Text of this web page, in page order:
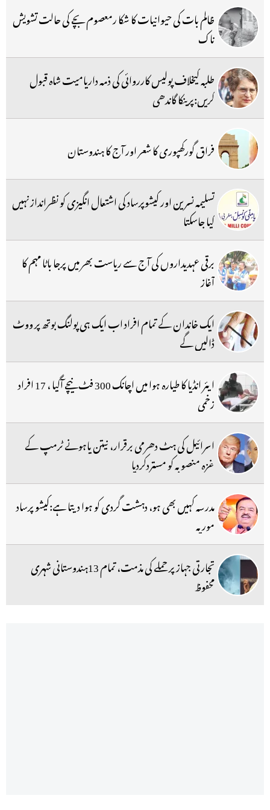
ظالم بات کی حیوانیات کا شکا رمعصوم بچے کی حالت تشویش
ناک
طلبہ کیخلاف پولیس کارروائی کی ذمہ داریامیت شاہ قبول
کریں:پرینکا گاندھی
فراق گورکھپوری کا شعر اور آج کا ہندوستان
تسلیمہ نسرین اور کیشوپرساد کی اشتعال انگیزی کو نظرانداز نہیں
کیا جاسکتا
برقی عہدیداروں کی آج سے ریاست بھر میں پرجا باٹا مہم کا
آغاز
ایک خاندان کے تمام افراد اب ایک ہی پولنگ بوتھ پر ووٹ
ڈالیں گے
ایئر انڈیا کا طیارہ ہوا میں اچانک 300 فٹ نیچے آگیا ، 17 افراد
زخمی
اسرائیل کی ہٹ دھرمی برقرار، نیتن یاہونے ٹرمپ کے
غزہ منصوبہ کو مستردکردیا
مدرسہ کہیں بھی ہو، دہشت گردی کو ہوا دیتا ہے:کیشو پرساد
موریہ
تجارتی جہاز پر حملے کی مذمت، تمام 13ہندوستانی شہری
محفوظ